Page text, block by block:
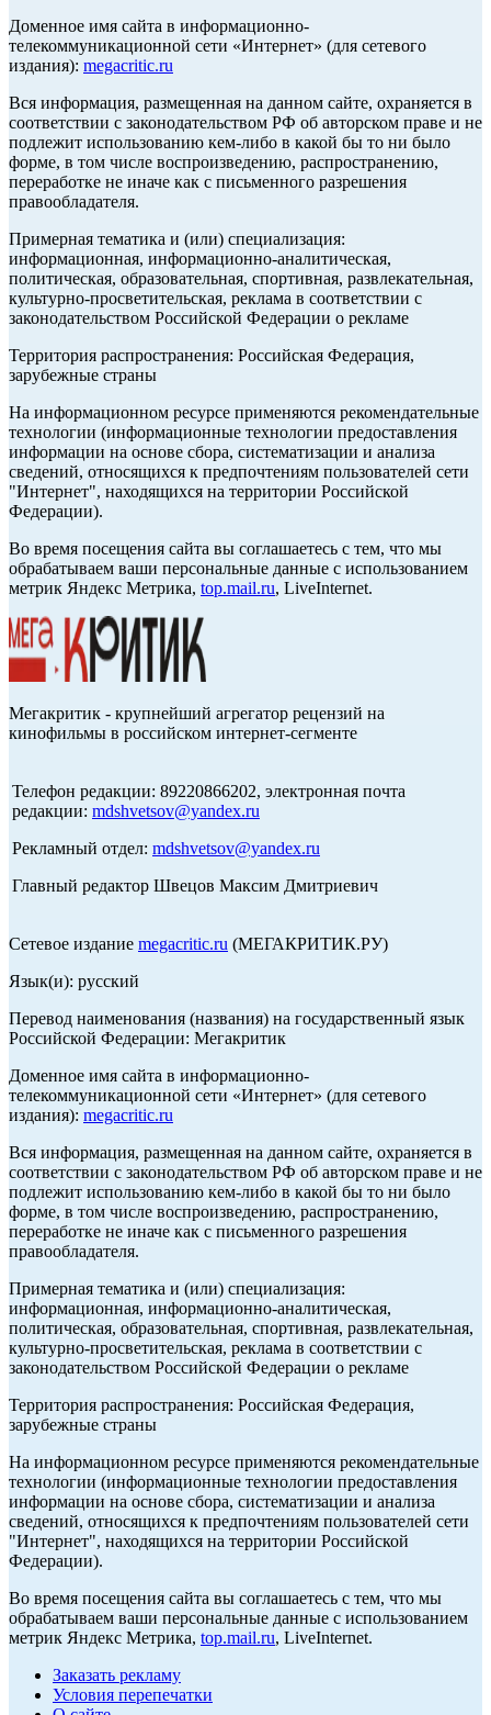
Доменное имя сайта в информационно-
телекоммуникационной сети «Интернет» (для сетевого
издания): megacritic.ru
Вся информация, размещенная на данном сайте, охраняется в
соответствии с законодательством РФ об авторском праве и не
подлежит использованию кем-либо в какой бы то ни было
форме, в том числе воспроизведению, распространению,
переработке не иначе как с письменного разрешения
правообладателя.
Примерная тематика и (или) специализация:
информационная, информационно-аналитическая,
политическая, образовательная, спортивная, развлекательная,
культурно-просветительская, реклама в соответствии с
законодательством Российской Федерации о рекламе
Территория распространения: Российская Федерация,
зарубежные страны
На информационном ресурсе применяются рекомендательные
технологии (информационные технологии предоставления
информации на основе сбора, систематизации и анализа
сведений, относящихся к предпочтениям пользователей сети
"Интернет", находящихся на территории Российской
Федерации).
Во время посещения сайта вы соглашаетесь с тем, что мы
обрабатываем ваши персональные данные с использованием
метрик Яндекс Метрика, top.mail.ru, LiveInternet.
Мегакритик - крупнейший агрегатор рецензий на
кинофильмы в российском интернет-сегменте
Телефон редакции: 89220866202, электронная почта
редакции: mdshvetsov@yandex.ru
Рекламный отдел: mdshvetsov@yandex.ru
Главный редактор Швецов Максим Дмитриевич
Сетевое издание megacritic.ru (МЕГАКРИТИК.РУ)
Язык(и): русский
Перевод наименования (названия) на государственный язык
Российской Федерации: Мегакритик
Доменное имя сайта в информационно-
телекоммуникационной сети «Интернет» (для сетевого
издания): megacritic.ru
Вся информация, размещенная на данном сайте, охраняется в
соответствии с законодательством РФ об авторском праве и не
подлежит использованию кем-либо в какой бы то ни было
форме, в том числе воспроизведению, распространению,
переработке не иначе как с письменного разрешения
правообладателя.
Примерная тематика и (или) специализация:
информационная, информационно-аналитическая,
политическая, образовательная, спортивная, развлекательная,
культурно-просветительская, реклама в соответствии с
законодательством Российской Федерации о рекламе
Территория распространения: Российская Федерация,
зарубежные страны
На информационном ресурсе применяются рекомендательные
технологии (информационные технологии предоставления
информации на основе сбора, систематизации и анализа
сведений, относящихся к предпочтениям пользователей сети
"Интернет", находящихся на территории Российской
Федерации).
Во время посещения сайта вы соглашаетесь с тем, что мы
обрабатываем ваши персональные данные с использованием
метрик Яндекс Метрика, top.mail.ru, LiveInternet.
Заказать рекламу
Условия перепечатки